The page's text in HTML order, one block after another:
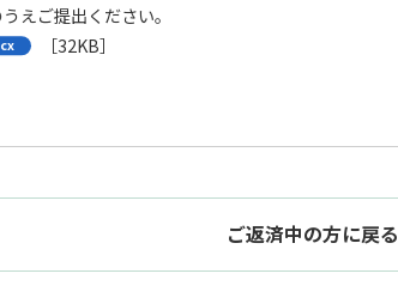
えご提出ください。
［32KB］
ご返済中の方に戻る